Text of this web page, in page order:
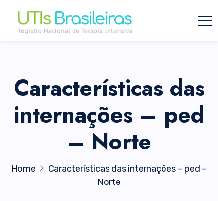
Características das
internações – ped
– Norte
Home
Características das internações – ped –
Norte